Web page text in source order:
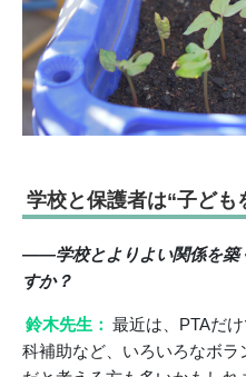
学校と保護者は“子ども
――学校とよりよい関係を築
すか？
鈴木先生： 最近は、PTAだ
科補助など、いろいろなボ